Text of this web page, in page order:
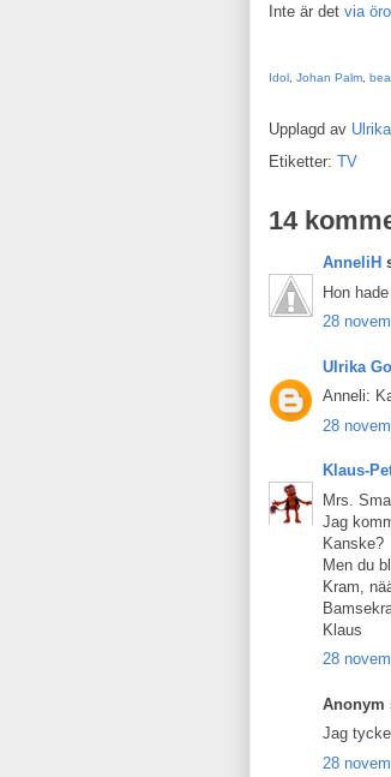
Inte är det via
Idol Johan Palm
Upplagd av
Etiketter: TV
14
AnneliH
Hon
28
Ulrika
Anneli:
28
Klaus-
Mrs.
Jag
Kanske?
Men du
Kram,
Klaus
28
Anonym
Jag
28